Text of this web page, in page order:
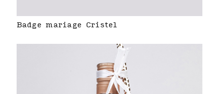
Badge mariage Cristel